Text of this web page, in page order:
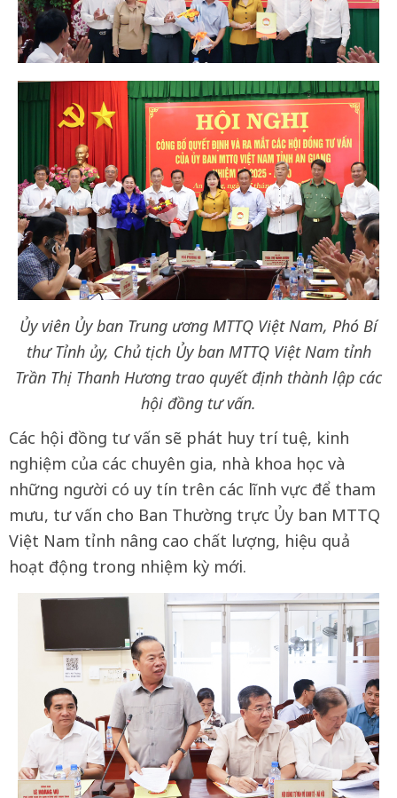
Ủy viên Ủy ban Trung ương MTTQ Việt Nam, Phó Bí
thư Tỉnh ủy, Chủ tịch Ủy ban MTTQ Việt Nam tỉnh
Trần Thị Thanh Hương trao quyết định thành lập các
hội đồng tư vấn.
Các hội đồng tư vấn sẽ phát huy trí tuệ, kinh
nghiệm của các chuyên gia, nhà khoa học và
những người có uy tín trên các lĩnh vực để tham
mưu, tư vấn cho Ban Thường trực Ủy ban MTTQ
Việt Nam tỉnh nâng cao chất lượng, hiệu quả
hoạt động trong nhiệm kỳ mới.